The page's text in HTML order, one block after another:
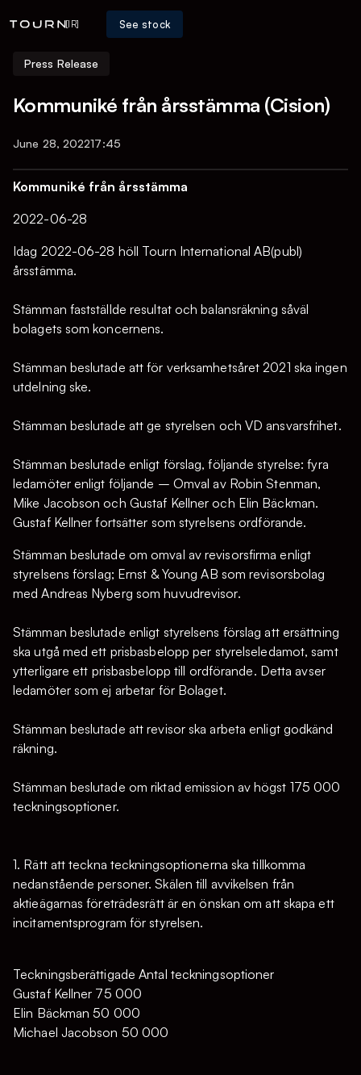
[IR] See stock
Press Release
Kommuniké från årsstämma (Cision)
June 28, 202217:45
Kommuniké från årsstämma
2022-06-28
Idag 2022-06-28 höll Tourn International AB(publ)
årsstämma.
Stämman fastställde resultat och balansräkning såväl
bolagets som koncernens.
Stämman beslutade att för verksamhetsåret 2021 ska ingen
utdelning ske.
Stämman beslutade att ge styrelsen och VD ansvarsfrihet.
Stämman beslutade enligt förslag, följande styrelse: fyra
ledamöter enligt följande – Omval av Robin Stenman,
Mike Jacobson och Gustaf Kellner och Elin Bäckman.
Gustaf Kellner fortsätter som styrelsens ordförande.
Stämman beslutade om omval av revisorsfirma enligt
styrelsens förslag; Ernst & Young AB som revisorsbolag
med Andreas Nyberg som huvudrevisor.
Stämman beslutade enligt styrelsens förslag att ersättning
ska utgå med ett prisbasbelopp per styrelseledamot, samt
ytterligare ett prisbasbelopp till ordförande. Detta avser
ledamöter som ej arbetar för Bolaget.
Stämman beslutade att revisor ska arbeta enligt godkänd
räkning.
Stämman beslutade om riktad emission av högst 175 000
teckningsoptioner.
1. Rätt att teckna teckningsoptionerna ska tillkomma
nedanstående personer. Skälen till avvikelsen från
aktieägarnas företrädesrätt är en önskan om att skapa ett
incitamentsprogram för styrelsen.
Teckningsberättigade Antal teckningsoptioner
Gustaf Kellner 75 000
Elin Bäckman 50 000
Michael Jacobson 50 000